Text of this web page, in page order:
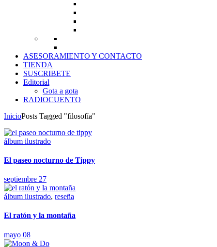
ASESORAMIENTO Y CONTACTO
TIENDA
SUSCRIBETE
Editorial
Gota a gota
RADIOCUENTO
InicioPosts Tagged "filosofía"
álbum ilustrado
El paseo nocturno de Tippy
septiembre 27
álbum ilustrado, reseña
El ratón y la montaña
mayo 08